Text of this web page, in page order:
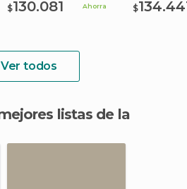
$130.081 Ahorra
$
Ver todos